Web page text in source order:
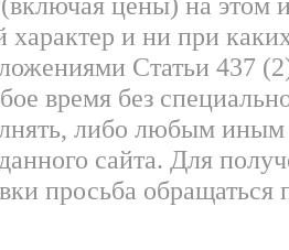
и ни при
Статьи 437
время без
либо любым
сайта. Для
просьба